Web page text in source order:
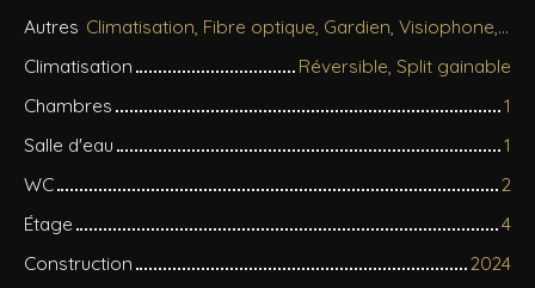
Autres
Climatisation, Fibre optique, Gardien, Visiophone, Volets électriques
Climatisation
Réversible, Split gainable
Chambres
1
Salle d'eau
1
WC
2
Étage
4
Construction
2024